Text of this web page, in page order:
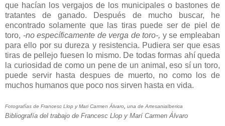
que hacían los vergajos de los municipales o bastones de
tratantes de ganado. Después de mucho buscar, he
encontrado solamente que las tiras puede ser de piel de
toro, -no específicamente de verga de toro-, y se empleaban
para ello por su dureza y resistencia. Pudiera ser que esas
tiras de pellejo fuesen lo mismo. De todas formas ahí queda
la curiosidad de como un pene de un animal, eso sí un toro,
puede servir hasta despues de muerto, no como los de
muchos humanos que poco nos sirven hasta en vida.
Fotografías de Francesc Llop yMari Carmen Álvaro una de ArtesaniaIberica
Bibliografía del trabajo de Francesc Llop y Marí Carmen Álvaro